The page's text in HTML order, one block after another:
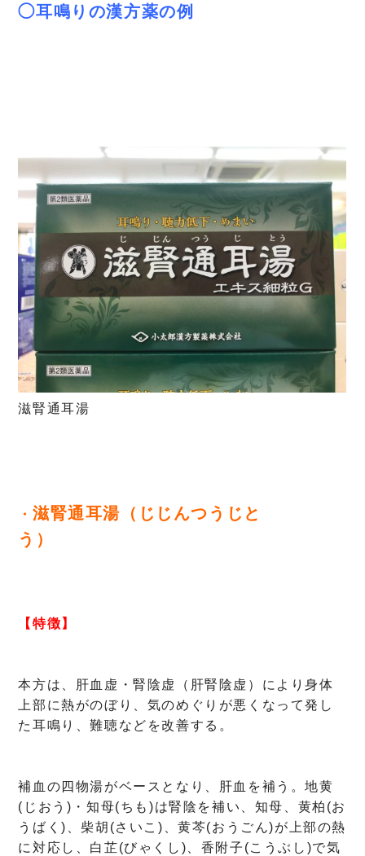
◯耳鳴りの漢方薬の例
滋腎通耳湯
・ 滋腎通耳湯（じじんつうじと
う）
【特徴】
本方は、肝血虚・腎陰虚（肝腎陰虚）により身体
上部に熱がのぼり、気のめぐりが悪くなって発し
た耳鳴り、難聴などを改善する。
補血の四物湯がベースとなり、肝血を補う。地黄
(じおう)・知母(ちも)は腎陰を補い、知母、黄柏(お
うばく)、柴胡(さいこ)、黄芩(おうごん)が上部の熱
に対応し、白芷(びゃくし)、香附子(こうぶし)で気